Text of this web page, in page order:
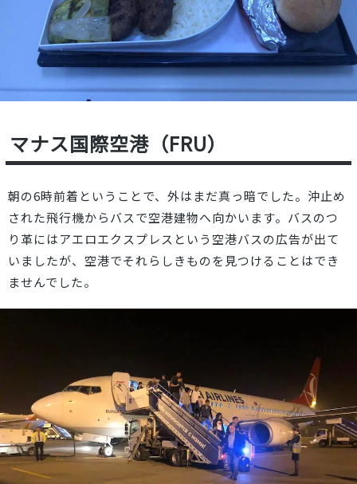
マナス国際空港（FRU）
朝の6時前着ということで、外はまだ真っ暗でした。沖止め
された飛行機からバスで空港建物へ向かいます。バスのつ
り革にはアエロエクスプレスという空港バスの広告が出て
いましたが、空港でそれらしきものを見つけることはでき
ませんでした。